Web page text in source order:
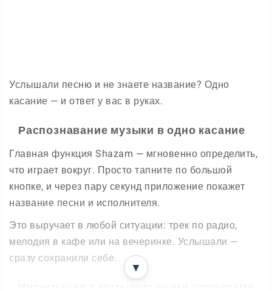
Услышали песню и не знаете название? Одно
касание — и ответ у вас в руках.
Распознавание музыки в одно касание
Главная функция Shazam — мгновенно определить,
что играет вокруг. Просто тапните по большой
кнопке, и через пару секунд приложение покажет
название песни и исполнителя.
Это выручает в любой ситуации: трек по радио,
мелодия в кафе или на вечеринке. Услышали —
сразу сохранили себе.
▼